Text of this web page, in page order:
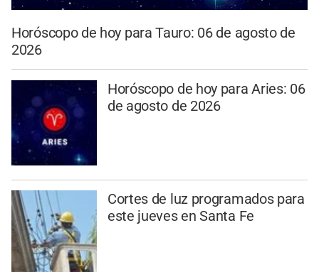
Horóscopo de hoy para Tauro: 06 de agosto de
2026
Horóscopo de hoy para Aries: 06
de agosto de 2026
Cortes de luz programados para
este jueves en Santa Fe